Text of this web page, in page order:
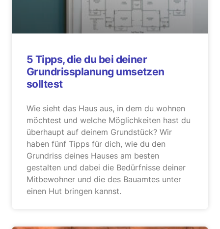
5 Tipps, die du bei deiner
Grundrissplanung umsetzen
solltest
Wie sieht das Haus aus, in dem du wohnen
möchtest und welche Möglichkeiten hast du
überhaupt auf deinem Grundstück? Wir
haben fünf Tipps für dich, wie du den
Grundriss deines Hauses am besten
gestalten und dabei die Bedürfnisse deiner
Mitbewohner und die des Bauamtes unter
einen Hut bringen kannst.